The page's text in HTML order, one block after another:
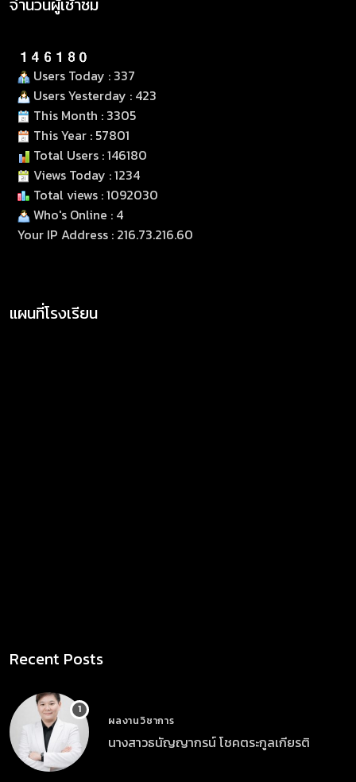
Users Today : 337
Users Yesterday : 423
This Month : 3305
This Year : 57801
Total Users : 146180
Views Today : 1234
Total views : 1092030
Who's Online : 4
Your IP Address : 216.73.216.60
แผนที่โรงเรียน
Recent Posts
ผลงานวิชาการ
นางสาวธนัญญากรน์ โชคตระกูลเกียรติ